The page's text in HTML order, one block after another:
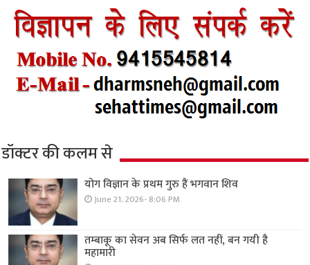
डॉक्टर की कलम से
योग विज्ञान के प्रथम गुरु हैं भगवान शिव
June 21, 2026- 8:06 PM
तम्बाकू का सेवन अब सिर्फ लत नहीं, बन गयी है
महामारी